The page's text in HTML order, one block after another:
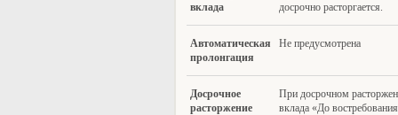
вклада
досрочно расторгается.
Автоматическая
пролонгация
Не предусмотрена
Досрочное
расторжение
При досрочном
вклада «До